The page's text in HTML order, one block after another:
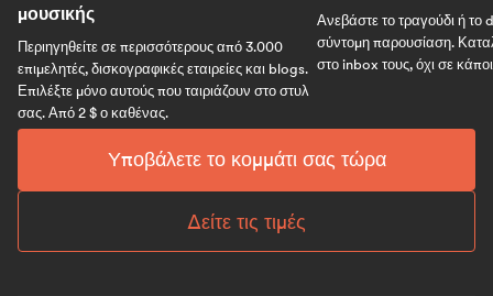
μουσικής
Περιηγηθείτε σε περισσότερους από 3.000
επιμελητές, δισκογραφικές εταιρείες και blogs.
Επιλέξτε μόνο αυτούς που ταιριάζουν στο στυλ
σας. Από 2 $ ο καθένας.
Ανεβάστε το τραγούδι ή το
σύντομη παρουσίαση.
στο inbox τους, όχι σε
Υποβάλετε το κομμάτι σας τώρα
Δείτε τις τιμές